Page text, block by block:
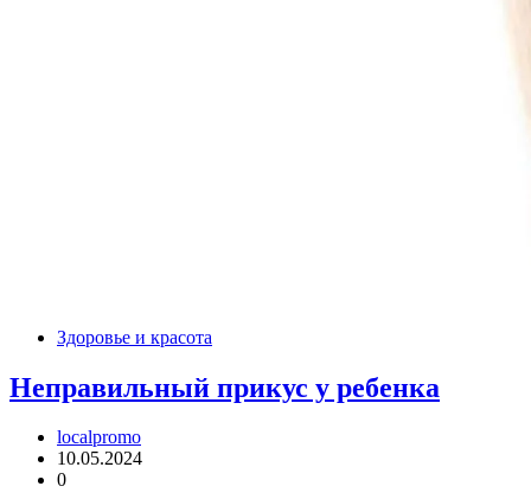
Здоровье и красота
Неправильный прикус у ребенка
localpromo
10.05.2024
0